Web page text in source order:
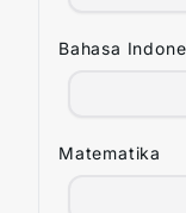
Bahasa
Matematika